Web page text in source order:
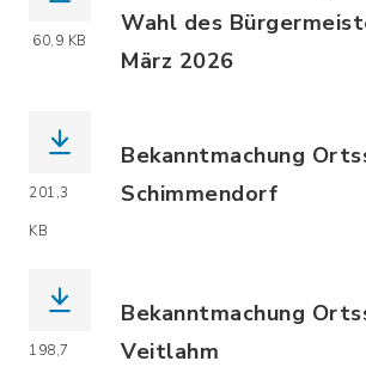
60,9 KB
Wahl des
März 2026
201,3
KB
Bekanntmachung
Schimmendorf
198,7
Bekanntmachung
Veitlahm